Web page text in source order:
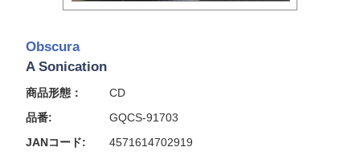
Obscura
A Sonication
商品形態：
CD
品番:
GQCS-91703
JANコード:
4571614702919